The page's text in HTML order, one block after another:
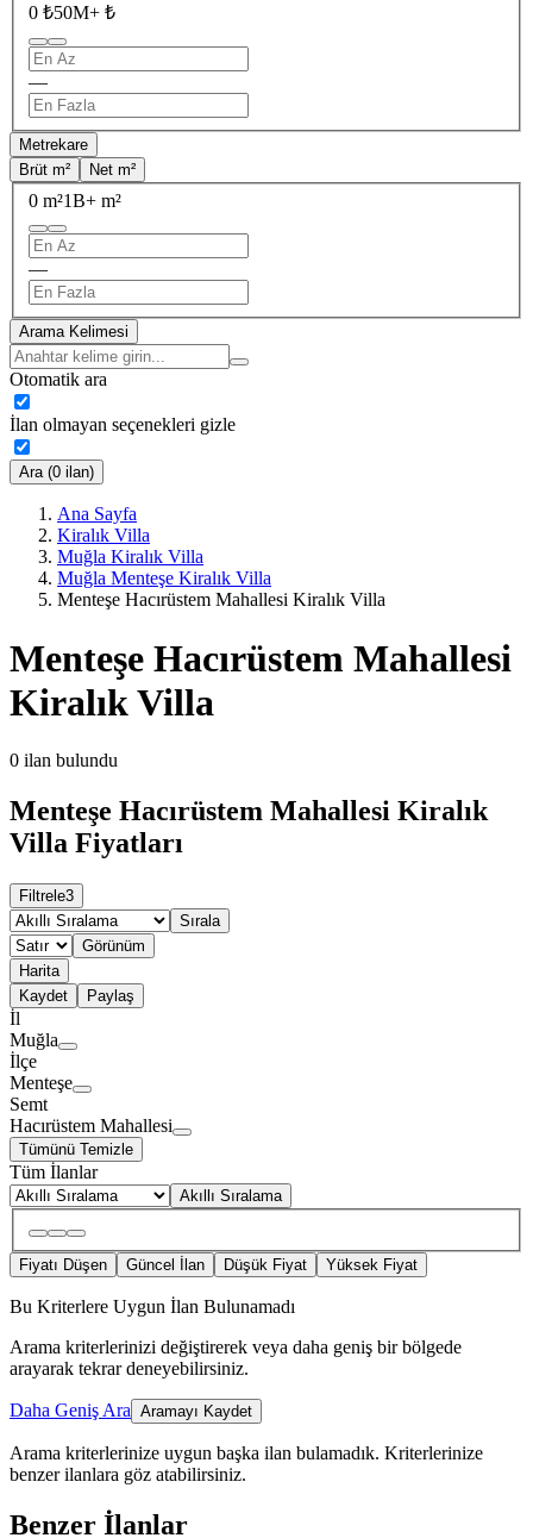
0 ₺50M+ ₺
—
Metrekare
Brüt m²
Net m²
0 m²1B+ m²
—
Arama Kelimesi
Otomatik ara
İlan olmayan seçenekleri gizle
Ara (0 ilan)
Ana Sayfa
Kiralık Villa
Muğla Kiralık Villa
Muğla Menteşe Kiralık Villa
Menteşe Hacırüstem Mahallesi Kiralık Villa
Menteşe Hacırüstem Mahallesi
Kiralık Villa
0 ilan bulundu
Menteşe Hacırüstem Mahallesi Kiralık
Villa Fiyatları
Filtrele3
Sırala
Görünüm
Harita
Kaydet
Paylaş
İl
Muğla
İlçe
Menteşe
Semt
Hacırüstem Mahallesi
Tümünü Temizle
Tüm İlanlar
Akıllı Sıralama
Fiyatı Düşen Güncel İlan Düşük Fiyat Yüksek Fiyat
Bu Kriterlere Uygun İlan Bulunamadı
Arama kriterlerinizi değiştirerek veya daha geniş bir bölgede
arayarak tekrar deneyebilirsiniz.
Daha Geniş Ara Aramayı Kaydet
Arama kriterlerinize uygun başka ilan bulamadık. Kriterlerinize
benzer ilanlara göz atabilirsiniz.
Benzer İlanlar